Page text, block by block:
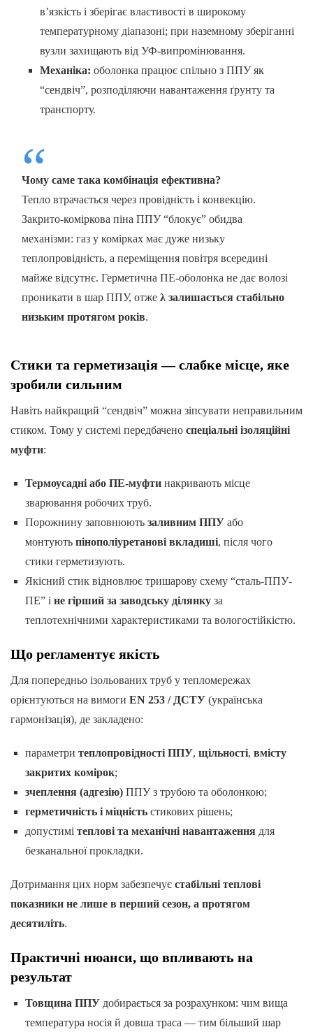
в’язкість і зберігає властивості в широкому
температурному діапазоні; при наземному зберіганні
вузли захищають від УФ-випромінювання.
Механіка: оболонка працює спільно з ППУ як
“сендвіч”, розподіляючи навантаження ґрунту та
транспорту.
Чому саме така комбінація ефективна?
Тепло втрачається через провідність і конвекцію.
Закрито-коміркова піна ППУ “блокує” обидва
механізми: газ у комірках має дуже низьку
теплопровідність, а переміщення повітря всередині
майже відсутнє. Герметична ПЕ-оболонка не дає волозі
проникати в шар ППУ, отже λ залишається стабільно
низьким протягом років.
Стики та герметизація — слабке місце, яке
зробили сильним
Навіть найкращий “сендвіч” можна зіпсувати неправильним
стиком. Тому у системі передбачено спеціальні ізоляційні
муфти:
Термоусадні або ПЕ-муфтинакривають місце
зварювання робочих труб.
Порожнину заповнюють заливним ППУабо
монтують пінополіуретанові вкладиші, після чого
стики герметизують.
Якісний стик відновлює тришарову схему “сталь-ППУ-
ПЕ” і не гірший за заводську ділянкуза
теплотехнічними характеристиками та вологостійкістю.
Що регламентує якість
Для попередньо ізольованих труб у тепломережах
орієнтуються на вимоги EN 253 / ДСТУ (українська
гармонізація), де закладено:
параметри теплопровідності ППУ, щільності, вмісту
закритих комірок;
зчеплення (адгезію)ППУ з трубою та оболонкою;
герметичність і міцністьстикових рішень;
допустимі теплові та механічні навантаженнядля
безканальної прокладки.
Дотримання цих норм забезпечує стабільні теплові
показники не лише в перший сезон, а протягом
десятиліть.
Практичні нюанси, що впливають на
результат
Товщина ППУдобирається за розрахунком: чим вища
температура носія й довша траса — тим більший шар